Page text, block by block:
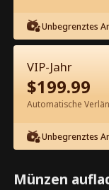
Episode 47
ihren drei
Kompletter
1-50 51-83
46
Unbegrenztes
VIP-Jahr
$199.99
Automatische
Unbegrenztes
Münzen